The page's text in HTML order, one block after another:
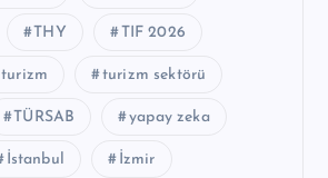
THY TIF 2026
turizm turizm sektörü
TÜRSAB yapay zeka
İstanbul İzmir